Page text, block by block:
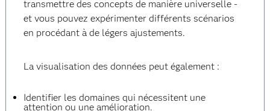
transmettre des concepts de manière universelle -
et vous pouvez expérimenter différents scénarios
en procédant à de légers ajustements.
La visualisation des données peut également :
Identifier les domaines qui nécessitent une
attention ou une amélioration.